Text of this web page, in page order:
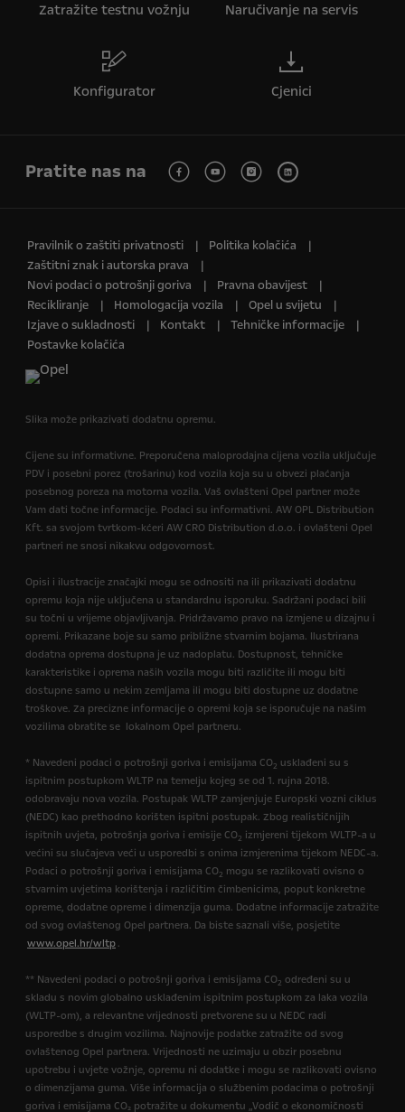
Zatražite testnu vožnju Naručivanje na servis
Konfigurator Cjenici
Pratite nas na
Pravilnik o zaštiti privatnosti
Politika kolačića
Zaštitni znak i autorska prava
Novi podaci o potrošnji goriva
Pravna obavijest
Recikliranje
Homologacija vozila
Opel u svijetu
Izjave o sukladnosti
Kontakt
Tehničke informacije
Postavke kolačića
Slika može prikazivati dodatnu opremu.
Cijene su informativne. Preporučena maloprodajna cijena vozila uključuje
PDV i posebni porez (trošarinu) kod vozila koja su u obvezi plaćanja
posebnog poreza na motorna vozila. Vaš ovlašteni Opel partner može
Vam dati točne informacije. Podaci su informativni. AW OPL Distribution
Kft. sa svojom tvrtkom-kćeri AW CRO Distribution d.o.o. i ovlašteni Opel
partneri ne snosi nikakvu odgovornost.
Opisi i ilustracije značajki mogu se odnositi na ili prikazivati dodatnu
opremu koja nije uključena u standardnu isporuku. Sadržani podaci bili
su točni u vrijeme objavljivanja. Pridržavamo pravo na izmjene u dizajnu i
opremi. Prikazane boje su samo približne stvarnim bojama. Ilustrirana
dodatna oprema dostupna je uz nadoplatu. Dostupnost, tehničke
karakteristike i oprema naših vozila mogu biti različite ili mogu biti
dostupne samo u nekim zemljama ili mogu biti dostupne uz dodatne
troškove. Za precizne informacije o opremi koja se isporučuje na našim
vozilima obratite se lokalnom Opel partneru.
* Navedeni podaci o potrošnji goriva i emisijama CO2 usklađeni su s
ispitnim postupkom WLTP na temelju kojeg se od 1. rujna 2018.
odobravaju nova vozila. Postupak WLTP zamjenjuje Europski vozni ciklus
(NEDC) kao prethodno korišten ispitni postupak. Zbog realističnijih
ispitnih uvjeta, potrošnja goriva i emisije CO2 izmjereni tijekom WLTP-a u
većini su slučajeva veći u usporedbi s onima izmjerenima tijekom NEDC-a.
Podaci o potrošnji goriva i emisijama CO2 mogu se razlikovati ovisno o
stvarnim uvjetima korištenja i različitim čimbenicima, poput konkretne
opreme, dodatne opreme i dimenzija guma. Dodatne informacije zatražite
od svog ovlaštenog Opel partnera. Da biste saznali više, posjetite
www.opel.hr/wltp .
** Navedeni podaci o potrošnji goriva i emisijama CO2 određeni su u
skladu s novim globalno usklađenim ispitnim postupkom za laka vozila
(WLTP-om), a relevantne vrijednosti pretvorene su u NEDC radi
usporedbe s drugim vozilima. Najnovije podatke zatražite od svog
ovlaštenog Opel partnera. Vrijednosti ne uzimaju u obzir posebnu
upotrebu i uvjete vožnje, opremu ni dodatke i mogu se razlikovati ovisno
o dimenzijama guma. Više informacija o službenim podacima o potrošnji
goriva i emisijama CO₂ potražite u dokumentu „Vodič o ekonomičnosti